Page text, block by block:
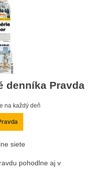
denníka Pravda
na každý deň
siete
pohodlne aj v